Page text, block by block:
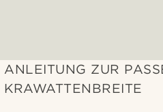
ANLEITUNG ZUR
KRAWATTENBREITE